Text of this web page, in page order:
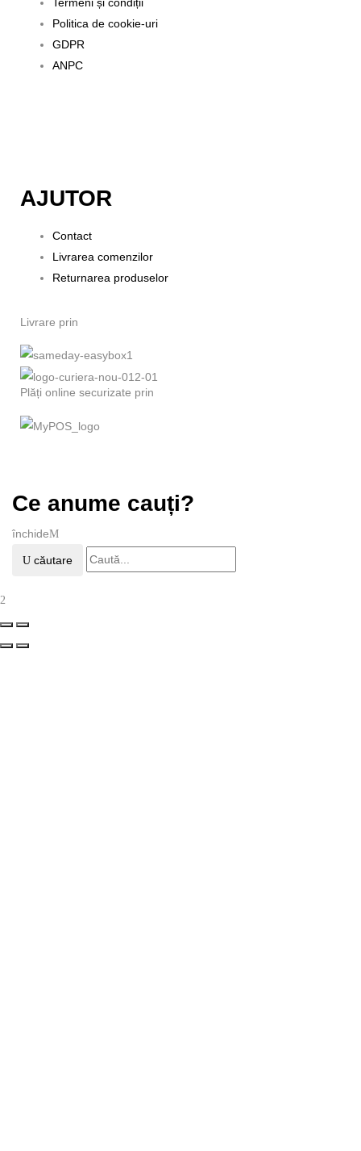
Politica de cookie-uri
GDPR
ANPC
AJUTOR
Contact
Livrarea comenzilor
Returnarea produselor
Livrare prin
Plăți online securizate prin
Ce anume cauți?
închide
căutare